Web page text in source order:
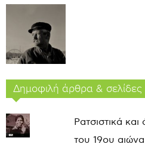
Δημοφιλή άρθρα & σελίδες
Ρατσιστικά
του 19ου αιώνα